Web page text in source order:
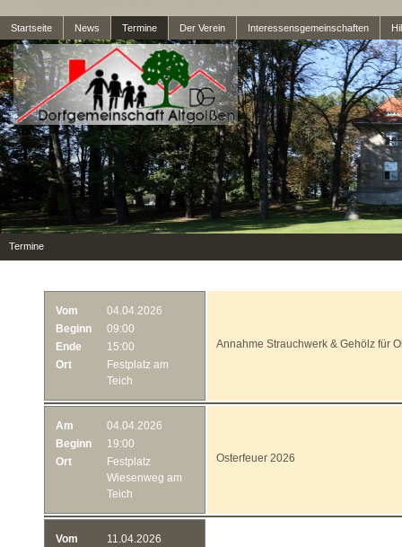
Startseite News Termine Der Verein Interessensgemeinschaften
Termine
Vom
04.04.2026
Beginn
09:00
Ende
15:00
Ort
Festplatz am
Teich
Annahme Strauchwerk & Gehölz für
Am
04.04.2026
Beginn
19:00
Ort
Festplatz
Wiesenweg am
Teich
Osterfeuer 2026
Vom
11.04.2026